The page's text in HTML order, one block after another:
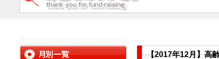
【2017年12月】高